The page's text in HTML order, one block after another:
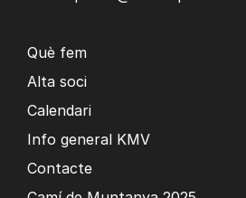
Què fem
Alta soci
Calendari
Info general KMV
Contacte